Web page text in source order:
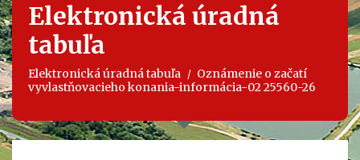
Elektronická úradná
tabuľa
Elektronická úradná tabuľa
Oznámenie o začatí
vyvlastňovacieho konania-informácia-02 25560-26